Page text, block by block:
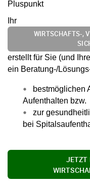
Pluspunkt
Ihr
WIRTSCHAFTS-,
erstellt für Sie (und
ein Beratung-/
bestmöglichen
Aufenthalten bzw.
zur
bei
JETZT